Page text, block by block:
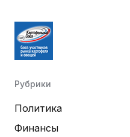
Рубрики
Политика
Финансы